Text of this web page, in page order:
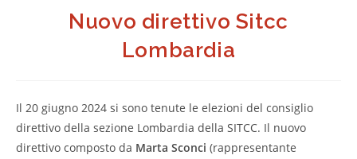
Nuovo direttivo Sitcc
Lombardia
Il 20 giugno 2024 si sono tenute le elezioni del consiglio
direttivo della sezione Lombardia della SITCC. Il nuovo
direttivo composto da Marta Sconci (rappresentante